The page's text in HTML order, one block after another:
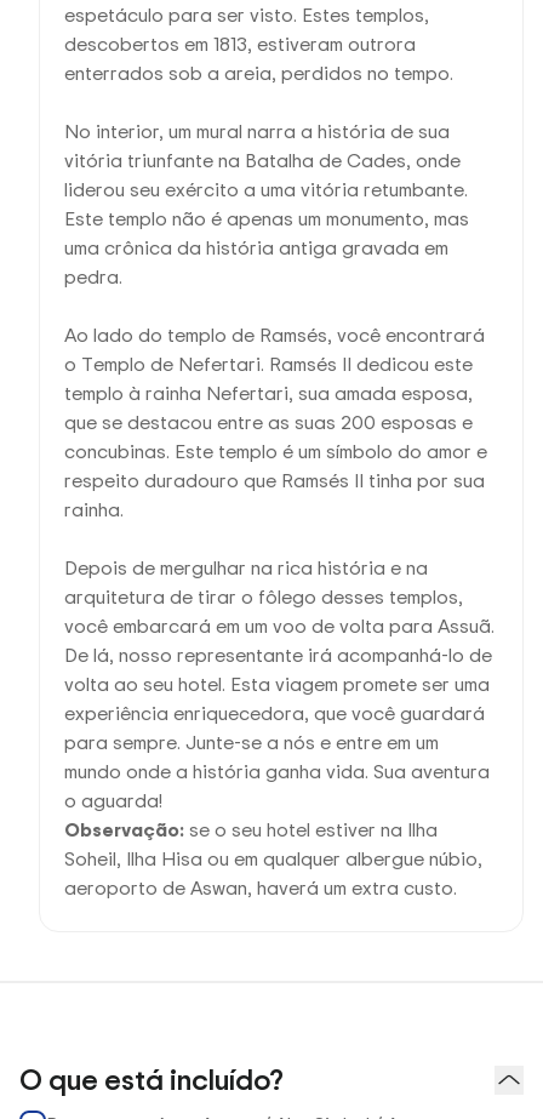
espetáculo para ser visto. Estes templos,
descobertos em 1813, estiveram outrora
enterrados sob a areia, perdidos no tempo.
No interior, um mural narra a história de sua
vitória triunfante na Batalha de Cades, onde
liderou seu exército a uma vitória retumbante.
Este templo não é apenas um monumento, mas
uma crônica da história antiga gravada em
pedra.
Ao lado do templo de Ramsés, você encontrará
o Templo de Nefertari. Ramsés II dedicou este
templo à rainha Nefertari, sua amada esposa,
que se destacou entre as suas 200 esposas e
concubinas. Este templo é um símbolo do amor e
respeito duradouro que Ramsés II tinha por sua
rainha.
Depois de mergulhar na rica história e na
arquitetura de tirar o fôlego desses templos,
você embarcará em um voo de volta para Assuã.
De lá, nosso representante irá acompanhá-lo de
volta ao seu hotel. Esta viagem promete ser uma
experiência enriquecedora, que você guardará
para sempre. Junte-se a nós e entre em um
mundo onde a história ganha vida. Sua aventura
o aguarda!
Observação:se o seu hotel estiver na Ilha
Soheil, Ilha Hisa ou em qualquer albergue núbio,
aeroporto de Aswan, haverá um extra custo.
O que está incluído?